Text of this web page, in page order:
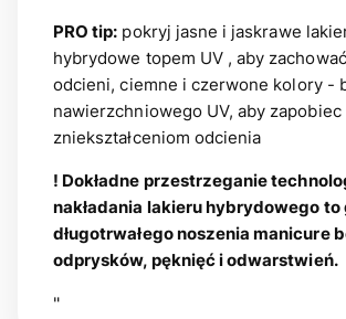
PRO tip: pokryj jasne i jaskrawe
hybrydowe topem UV , aby
odcieni, ciemne i czerwone kolory -
nawierzchniowego UV, aby zapobiec
zniekształceniom odcienia
! Dokładne przestrzeganie
nakładania lakieru hybrydowego
długotrwałego noszenia manicure
odprysków, pęknięć i odwarstwień.
"